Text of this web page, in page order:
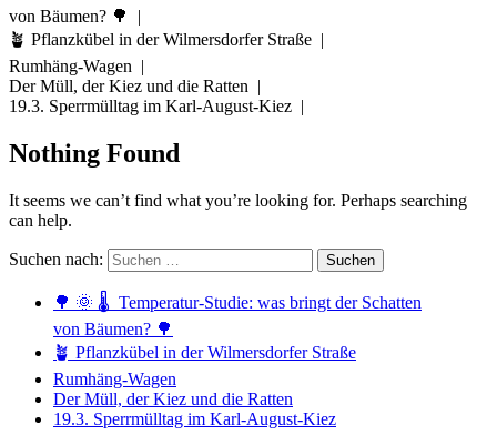
von Bäumen? 🌳 |
🪴 Pflanzkübel in der Wilmersdorfer Straße |
Rumhäng-Wagen |
Der Müll, der Kiez und die Ratten |
19.3. Sperrmülltag im Karl-August-Kiez |
Nothing Found
It seems we can’t find what you’re looking for. Perhaps searching
can help.
Suchen nach:
🌳 🌞 🌡️ Temperatur-Studie: was bringt der Schatten
von Bäumen? 🌳
🪴 Pflanzkübel in der Wilmersdorfer Straße
Rumhäng-Wagen
Der Müll, der Kiez und die Ratten
19.3. Sperrmülltag im Karl-August-Kiez